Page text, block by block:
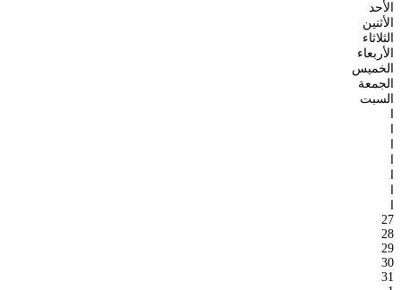
الأحد
الأثنين
الثلاثاء
الأربعاء
الخميس
الجمعة
السبت
27
28
29
30
31